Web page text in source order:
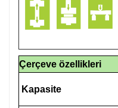
Çerçeve özellikleri
Kapasite